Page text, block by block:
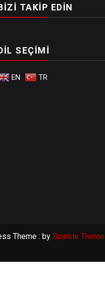
TAKİP EDİN
SEÇİMİ
EN TR
Theme : by Sparkle